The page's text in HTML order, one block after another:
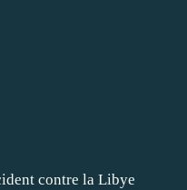
contre la Libye